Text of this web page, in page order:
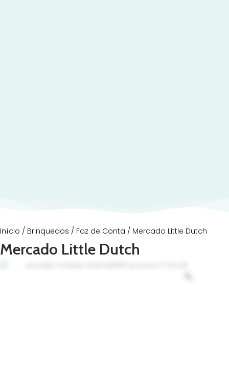
Início / Brinquedos / Faz de Conta / Mercado Little Dutch
Mercado Little Dutch